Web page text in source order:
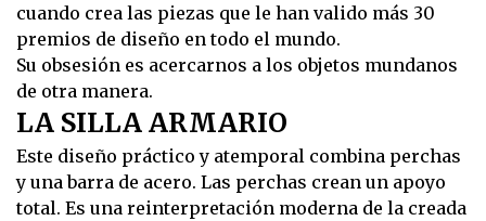
cuando crea las piezas que le han valido más 30
premios de diseño en todo el mundo.
Su obsesión es acercarnos a los objetos mundanos
de otra manera.
LA SILLA ARMARIO
Este diseño práctico y atemporal combina perchas
y una barra de acero. Las perchas crean un apoyo
total. Es una reinterpretación moderna de la creada